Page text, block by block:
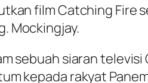
film Catching Fire
Mockingjay.
sebuah siaran
kepada rakyat